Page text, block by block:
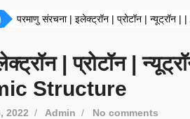
परमाणु संरचना | इलेक्ट्रॉन | प्रोटॉन | न्यूट्रॉन
| प्रोटॉन |
Structure
2022 / Admin / No comments